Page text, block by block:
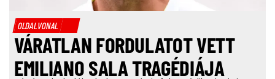
OLDALVONAL
VÁRATLAN FORDULATOT VETT
EMILIANO SALA TRAGÉDIÁJA